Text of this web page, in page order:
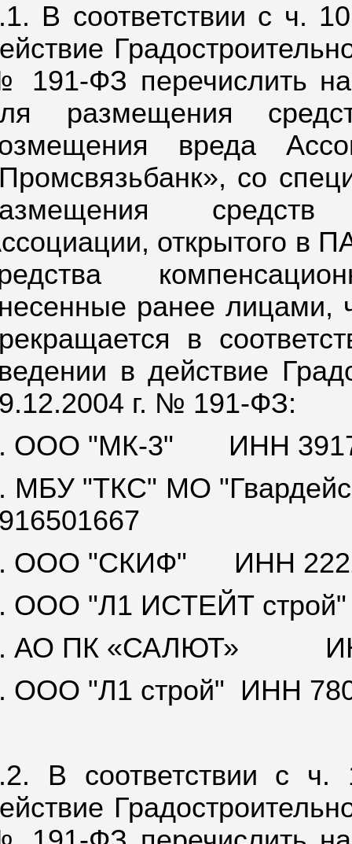
В соответствии с ч.
191-ФЗ перечислить на
размещения
вреда
со
средств
открытого в
ранее лицами,
в
в действие
г. № 191-ФЗ:
ООО "МК-3"
ИНН
МБУ "ТКС" МО
ООО "СКИФ"
ИНН
ООО "Л1 ИСТЕЙТ строй"
АО ПК «САЛЮТ»
ООО "Л1 строй" ИНН
В соответствии с